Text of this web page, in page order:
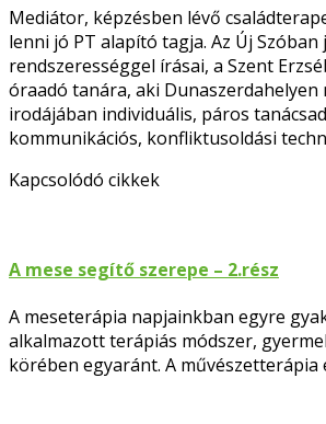
Mediátor, képzésben lévő
lenni jó PT alapító tagja. Az Új
rendszerességgel írásai, a Szent
óraadó tanára, aki Dunaszerdahelyen
irodájában individuális, páros
kommunikációs, konfliktusoldási
Facebook
Kapcsolódó cikkek
A mese segítő szerepe – 2.rész
A meseterápia napjainkban egyre
alkalmazott terápiás módszer,
körében egyaránt. A művészetterápia